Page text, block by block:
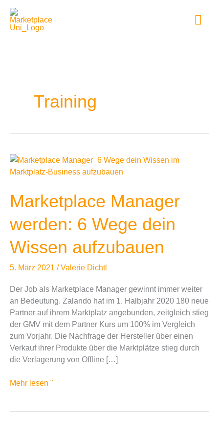
Inhalt
springen
Training
Marketplace Manager
werden: 6 Wege dein
Wissen aufzubauen
5. März 2021 /Valerie Dichtl
Der Job als Marketplace Manager gewinnt immer weiter
an Bedeutung. Zalando hat im 1. Halbjahr 2020 180 neue
Partner auf ihrem Marktplatz angebunden, zeitgleich stieg
der GMV mit dem Partner Kurs um 100% im Vergleich
zum Vorjahr. Die Nachfrage der Hersteller über einen
Verkauf ihrer Produkte über die Marktplätze stieg durch
die Verlagerung von Offline […]
Marketplace
Manager
6
Wege
Wissen
aufzubauen
Mehr lesen "